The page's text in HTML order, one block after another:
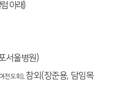
아래)
서울병원)
여전도회 ), 참외 (장준용, 담임목